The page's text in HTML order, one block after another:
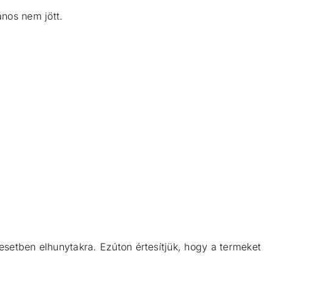
nem jött.
elhunytakra. Ezúton értesítjük, hogy a termeket